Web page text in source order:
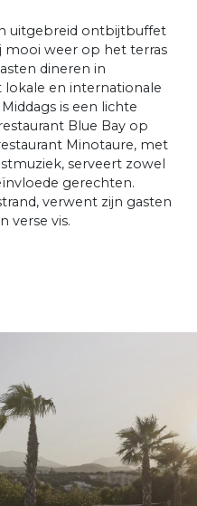
uitgebreid ontbijtbuffet
mooi weer op het terras
dineren in
en internationale
is een lichte
Blue Bay op
Minotaure, met
serveert zowel
gerechten.
verwent zijn gasten
verse vis.